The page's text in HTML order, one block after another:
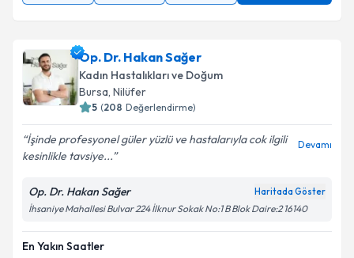
Op. Dr. Hakan Sağer
Kadın Hastalıkları ve Doğum
Bursa, Nilüfer
5 (208 Değerlendirme)
İşinde profesyonel güler yüzlü ve hastalarıyla cok ilgili
kesinlikle tavsiye...
Devamı
Op. Dr. Hakan Sağer Haritada Göster
İhsaniye Mahallesi Bulvar 224 İlknur Sokak No:1 B Blok Daire:2 16140
En Yakın Saatler